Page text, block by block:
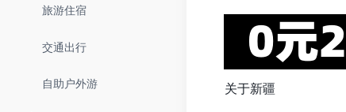
旅游住宿
交通出行
自助户外游 关于新疆